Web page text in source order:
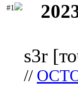
#1
s3r
//